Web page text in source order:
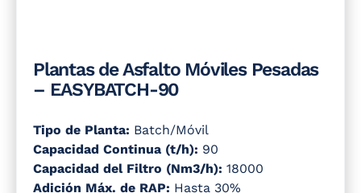
Plantas de Asfalto Móviles Pesadas
– EASYBATCH-90
Tipo de Planta: Batch/Móvil
Capacidad Continua (t/h): 90
Capacidad del Filtro (Nm3/h): 18000
Adición Máx. de RAP: Hasta 30%